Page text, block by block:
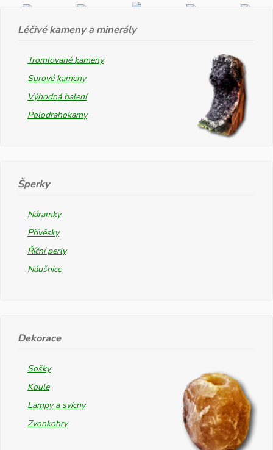
Léčivé kameny a minerály
Tromlované kameny
Surové kameny
Výhodná balení
Polodrahokamy
Šperky
Náramky
Přívěsky
Říční perly
Náušnice
Dekorace
Sošky
Koule
Lampy a svícny
Zvonkohry